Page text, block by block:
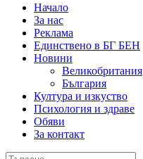
Начало
За нас
Реклама
Единствено в БГ БЕН
Новини
Великобритания
България
Култура и изкуство
Психология и здраве
Обяви
За контакт